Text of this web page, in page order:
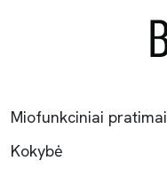
Miofunkciniai pratimai
Kokybė